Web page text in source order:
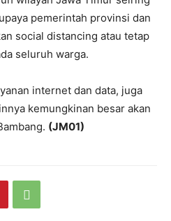
pemerintah provinsi dan
social distancing atau tetap
seluruh warga.
internet dan data, juga
kemungkinan besar akan
(JM01)